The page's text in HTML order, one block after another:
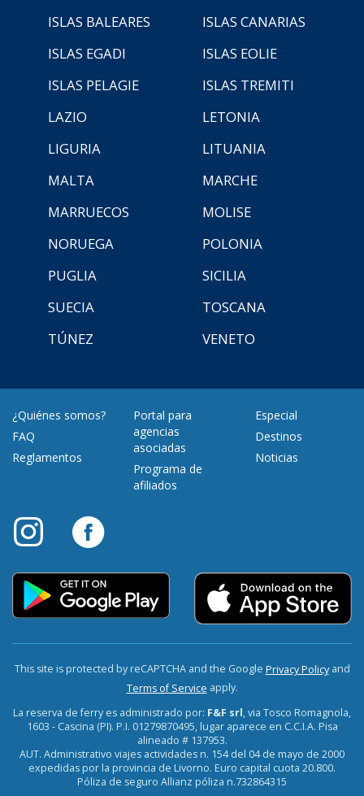
ISLAS BALEARES
ISLAS CANARIAS
ISLAS EGADI
ISLAS EOLIE
ISLAS PELAGIE
ISLAS TREMITI
LAZIO
LETONIA
LIGURIA
LITUANIA
MALTA
MARCHE
MARRUECOS
MOLISE
NORUEGA
POLONIA
PUGLIA
SICILIA
SUECIA
TOSCANA
TÚNEZ
VENETO
¿Quiénes somos?
FAQ
Reglamentos
Portal para
agencias
asociadas
Programa de
afiliados
Especial
Destinos
Noticias
This site is protected by reCAPTCHA and the Google Privacy Policyand
Terms of Service apply.
La reserva de ferry es administrado por: F&F srl, via Tosco Romagnola,
1603 - Cascina (PI). P.I. 01279870495, lugar aparece en C.C.I.A. Pisa
alineado # 137953.
AUT. Administrativo viajes actividades n. 154 del 04 de mayo de 2000
expedidas por la provincia de Livorno. Euro capital cuota 20.800.
Póliza de seguro Allianz póliza n.732864315